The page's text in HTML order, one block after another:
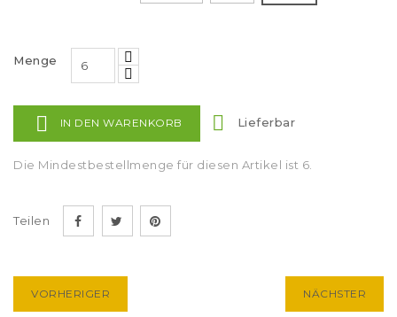
Menge
 IN DEN WARENKORB  Lieferbar
Die Mindestbestellmenge für diesen Artikel ist 6.
Teilen
VORHERIGER NÄCHSTER